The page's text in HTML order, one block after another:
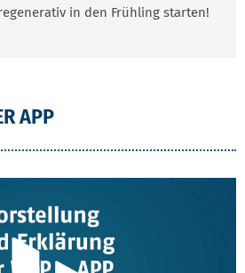
in den Frühling starten!
APP